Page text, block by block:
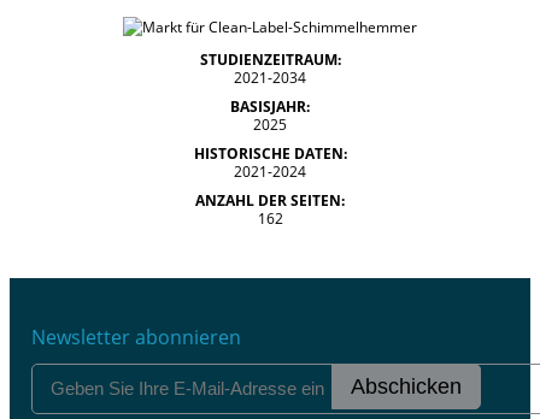
STUDIENZEITRAUM:
2021-2034
BASISJAHR:
2025
HISTORISCHE DATEN:
2021-2024
ANZAHL DER SEITEN:
162
Newsletter abonnieren
Abschicken